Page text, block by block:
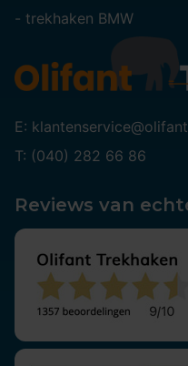
- trekhaken BMW
E:
T: (040) 282 66 86
Reviews van